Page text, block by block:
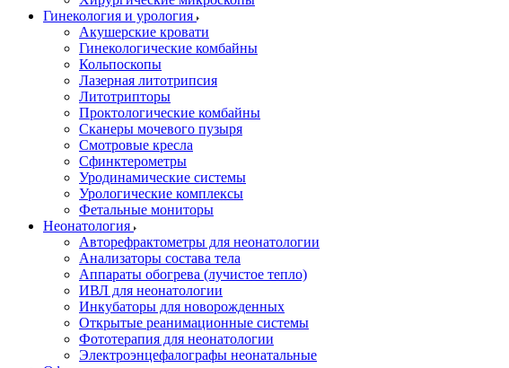
Гинекология и урология
Акушерские кровати
Гинекологические комбайны
Кольпоскопы
Лазерная литотрипсия
Литотрипторы
Проктологические комбайны
Сканеры мочевого пузыря
Смотровые кресла
Сфинктерометры
Уродинамические системы
Урологические комплексы
Фетальные мониторы
Неонатология
Авторефрактометры для неонатологии
Анализаторы состава тела
Аппараты обогрева (лучистое тепло)
ИВЛ для неонатологии
Инкубаторы для новорожденных
Открытые реанимационные системы
Фототерапия для неонатологии
Электроэнцефалографы неонатальные